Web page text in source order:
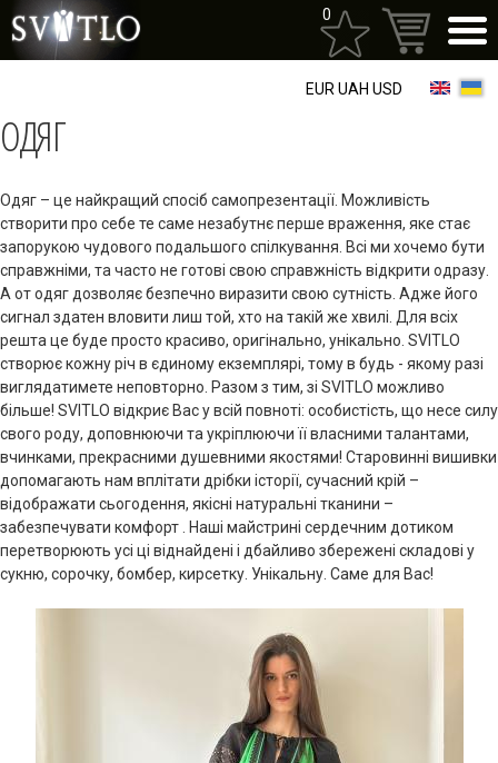
основного
0
EUR UAH USD
ОДЯГ
Одяг – це найкращий спосіб самопрезентації. Можливість
створити про себе те саме незабутнє перше враження, яке стає
запорукою чудового подальшого спілкування. Всі ми хочемо бути
справжніми, та часто не готові свою справжність відкрити одразу.
А от одяг дозволяє безпечно виразити свою сутність. Адже його
сигнал здатен вловити лиш той, хто на такій же хвилі. Для всіх
решта це буде просто красиво, оригінально, унікально. SVITLO
створює кожну річ в єдиному екземплярі, тому в будь - якому разі
виглядатимете неповторно. Разом з тим, зі SVITLO можливо
більше! SVITLO відкриє Вас у всій повноті: особистість, що несе силу
свого роду, доповнюючи та укріплюючи її власними талантами,
вчинками, прекрасними душевними якостями! Старовинні вишивки
допомагають нам вплітати дрібки історії, сучасний крій –
відображати сьогодення, якісні натуральні тканини –
забезпечувати комфорт . Наші майстрині сердечним дотиком
перетворюють усі ці віднайдені і дбайливо збережені складові у
сукню, сорочку, бомбер, кирсетку. Унікальну. Саме для Вас!